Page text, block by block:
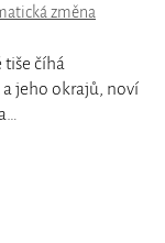
změna
tiše číhá
jeho okrajů, noví